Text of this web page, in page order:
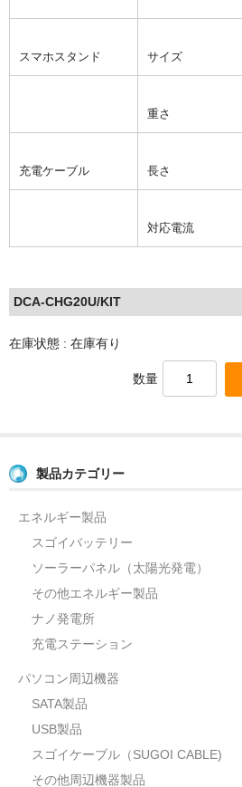
スマホスタンド サイズ
重さ
充電ケーブル 長さ
対応電流
DCA-CHG20U/KIT
在庫状態 : 在庫有り
数量
製品カテゴリー
エネルギー製品
スゴイバッテリー
ソーラーパネル（太陽光発電）
その他エネルギー製品
ナノ発電所
充電ステーション
パソコン周辺機器
SATA製品
USB製品
スゴイケーブル（SUGOI CABLE)
その他周辺機器製品